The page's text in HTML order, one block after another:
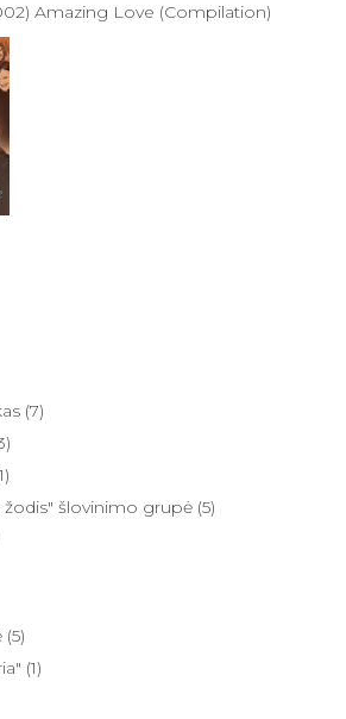
Amazing Love (Compilation)
(7)
žodis" šlovinimo grupė (5)
(5)
(1)